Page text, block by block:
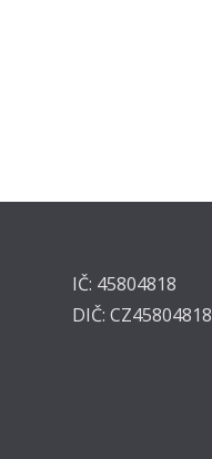
IČ: 45804818
DIČ: CZ45804818